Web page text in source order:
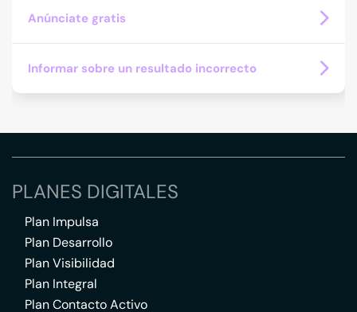
Anúnciate gratis
Informar sobre un resultado incorrecto
PLANES DIGITALES
Plan Impulsa
Plan Desarrollo
Plan Visibilidad
Plan Integral
Plan Contacto Activo